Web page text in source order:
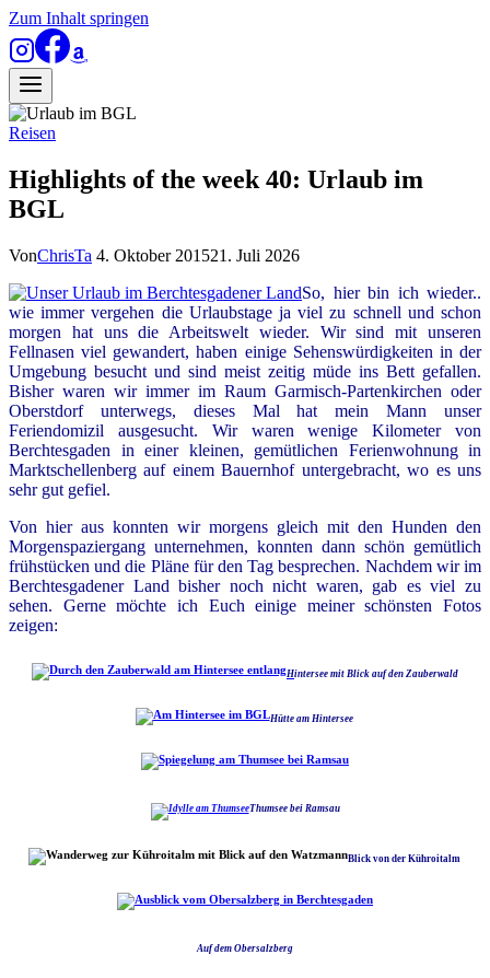
Zum Inhalt springen
Reisen
Highlights of the week 40: Urlaub im
BGL
VonChrisTa 4. Oktober 201521. Juli 2026
So, hier bin ich wieder..
wie immer vergehen die Urlaubstage ja viel zu schnell und schon
morgen hat uns die Arbeitswelt wieder. Wir sind mit unseren
Fellnasen viel gewandert, haben einige Sehenswürdigkeiten in der
Umgebung besucht und sind meist zeitig müde ins Bett gefallen.
Bisher waren wir immer im Raum Garmisch-Partenkirchen oder
Oberstdorf unterwegs, dieses Mal hat mein Mann unser
Feriendomizil ausgesucht. Wir waren wenige Kilometer von
Berchtesgaden in einer kleinen, gemütlichen Ferienwohnung in
Marktschellenberg auf einem Bauernhof untergebracht, wo es uns
sehr gut gefiel.
Von hier aus konnten wir morgens gleich mit den Hunden den
Morgenspaziergang unternehmen, konnten dann schön gemütlich
frühstücken und die Pläne für den Tag besprechen. Nachdem wir im
Berchtesgadener Land bisher noch nicht waren, gab es viel zu
sehen. Gerne möchte ich Euch einige meiner schönsten Fotos
zeigen:
Hintersee mit Blick auf den Zauberwald
Hütte am Hintersee
Thumsee bei Ramsau
Blick von der Kühroitalm
Auf dem Obersalzberg